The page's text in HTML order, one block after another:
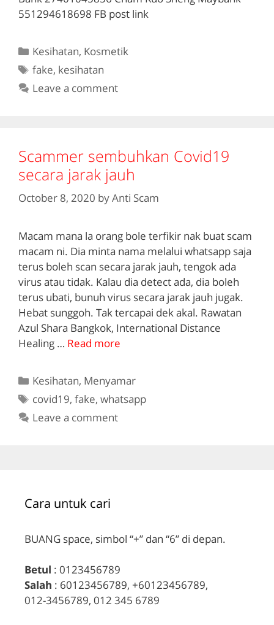
551294618698 FB post link
Categories
Kesihatan, Kosmetik
Tags
fake, kesihatan
Leave a comment
Scammer sembuhkan Covid19
secara jarak jauh
October 8, 2020 byAnti Scam
Macam mana la orang bole terfikir nak buat scam
macam ni. Dia minta nama melalui whatsapp saja
terus boleh scan secara jarak jauh, tengok ada
virus atau tidak. Kalau dia detect ada, dia boleh
terus ubati, bunuh virus secara jarak jauh jugak.
Hebat sunggoh. Tak tercapai dek akal. Rawatan
Azul Shara Bangkok, International Distance
Healing … Read more
Categories
Kesihatan, Menyamar
Tags
covid19,fake,whatsapp
Leave a comment
Cara untuk cari
BUANG space, simbol “+” dan “6” di depan.
Betul : 0123456789
Salah : 60123456789, +60123456789,
012-3456789, 012 345 6789